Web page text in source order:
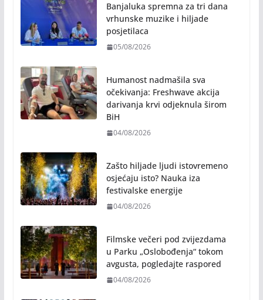
Banjaluka spremna za tri dana
vrhunske muzike i hiljade
posjetilaca
05/08/2026
Humanost nadmašila sva
očekivanja: Freshwave akcija
darivanja krvi odjeknula širom
BiH
04/08/2026
Zašto hiljade ljudi istovremeno
osjećaju isto? Nauka iza
festivalske energije
04/08/2026
Filmske večeri pod zvijezdama
u Parku „Oslobođenja“ tokom
avgusta, pogledajte raspored
04/08/2026